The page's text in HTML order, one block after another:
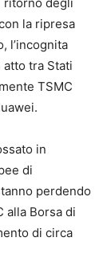
la ripresa
l’incognita
tra Stati
TSMC
in
di
perdendo
alla Borsa di
di circa